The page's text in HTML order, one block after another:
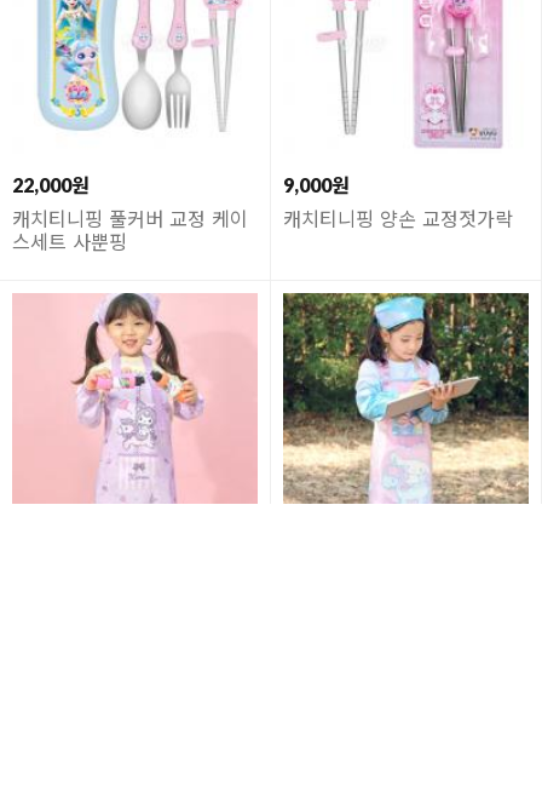
22,000원
캐치티니핑 풀커버 교정 케이
스세트 사뿐핑
9,000원
캐치티니핑 양손 교정젓가락